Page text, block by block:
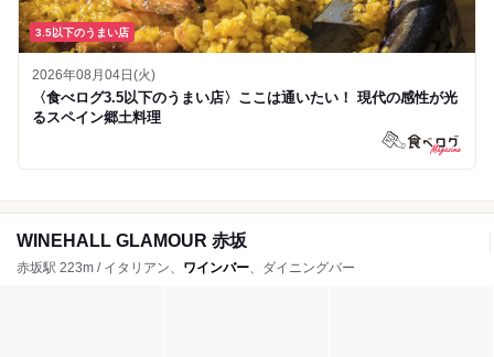
3.5以下のうまい店
2026年08月04日(火)
〈食べログ3.5以下のうまい店〉ここは通いたい！ 現代の感性が光
るスペイン郷土料理
WINEHALL GLAMOUR 赤坂
赤坂駅 223m / イタリアン、 ワインバー、ダイニングバー